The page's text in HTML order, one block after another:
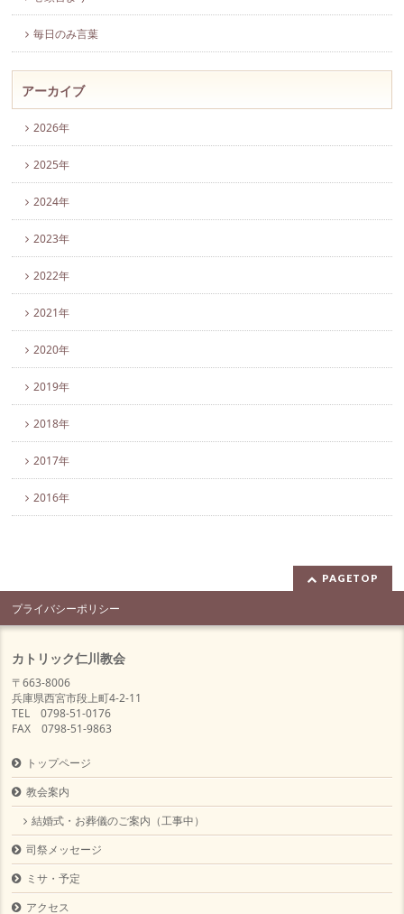
毎日のみ言葉
アーカイブ
2026年
2025年
2024年
2023年
2022年
2021年
2020年
2019年
2018年
2017年
2016年
PAGETOP
プライバシーポリシー
カトリック仁川教会
〒663-8006
兵庫県西宮市段上町4-2-11
TEL 0798-51-0176
FAX 0798-51-9863
トップページ
教会案内
結婚式・お葬儀のご案内（工事中）
司祭メッセージ
ミサ・予定
アクセス